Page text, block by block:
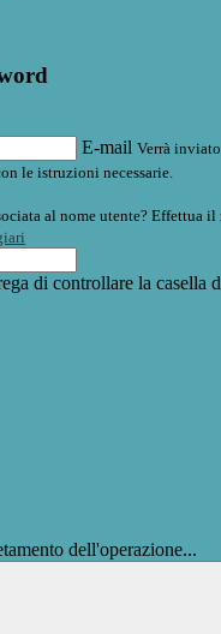
E-mail Verrà
le istruzioni necessarie.
al nome utente? Effettua il
di controllare la casella
dell'operazione...